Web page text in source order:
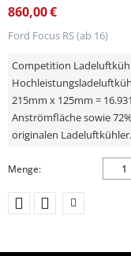
860,00€
Ford Focus RS (ab 16)
Competition
215mm x 125mm =
Anströmfläche sowie
originalen
Menge: